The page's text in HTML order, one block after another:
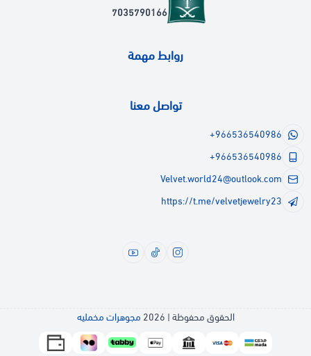
7035790166
روابط مهمة
تواصل معنا
+966536540986
+966536540986
Velvet.world24@outlook.com
https://t.me/velvetjewelry23
الحقوق محفوظة | 2026 مجوهرات مخمليه